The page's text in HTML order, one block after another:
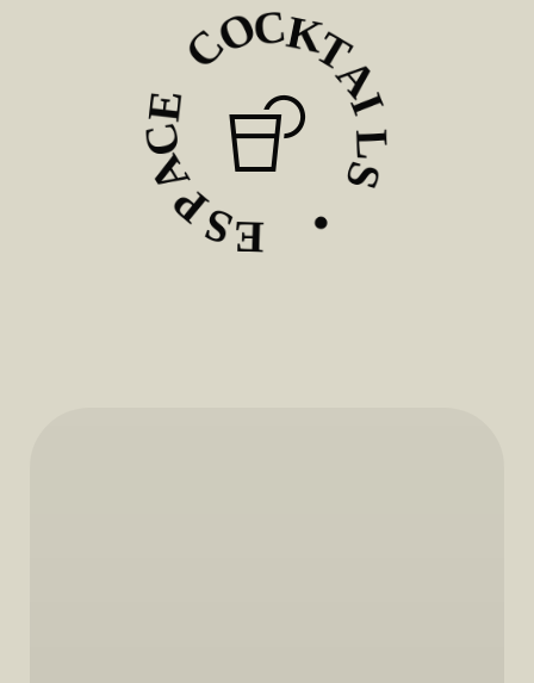
E
S
P
A
C
E
COCK
T
A
I
L
S